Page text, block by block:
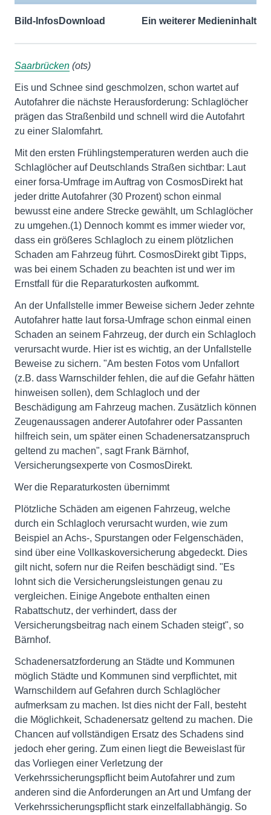
Bild-InfosDownload Ein weiterer Medieninhalt
Saarbrücken (ots)
Eis und Schnee sind geschmolzen, schon wartet auf
Autofahrer die nächste Herausforderung: Schlaglöcher
prägen das Straßenbild und schnell wird die Autofahrt
zu einer Slalomfahrt.
Mit den ersten Frühlingstemperaturen werden auch die
Schlaglöcher auf Deutschlands Straßen sichtbar: Laut
einer forsa-Umfrage im Auftrag von CosmosDirekt hat
jeder dritte Autofahrer (30 Prozent) schon einmal
bewusst eine andere Strecke gewählt, um Schlaglöcher
zu umgehen.(1) Dennoch kommt es immer wieder vor,
dass ein größeres Schlagloch zu einem plötzlichen
Schaden am Fahrzeug führt. CosmosDirekt gibt Tipps,
was bei einem Schaden zu beachten ist und wer im
Ernstfall für die Reparaturkosten aufkommt.
An der Unfallstelle immer Beweise sichern Jeder zehnte
Autofahrer hatte laut forsa-Umfrage schon einmal einen
Schaden an seinem Fahrzeug, der durch ein Schlagloch
verursacht wurde. Hier ist es wichtig, an der Unfallstelle
Beweise zu sichern. "Am besten Fotos vom Unfallort
(z.B. dass Warnschilder fehlen, die auf die Gefahr hätten
hinweisen sollen), dem Schlagloch und der
Beschädigung am Fahrzeug machen. Zusätzlich können
Zeugenaussagen anderer Autofahrer oder Passanten
hilfreich sein, um später einen Schadenersatzanspruch
geltend zu machen", sagt Frank Bärnhof,
Versicherungsexperte von CosmosDirekt.
Wer die Reparaturkosten übernimmt
Plötzliche Schäden am eigenen Fahrzeug, welche
durch ein Schlagloch verursacht wurden, wie zum
Beispiel an Achs-, Spurstangen oder Felgenschäden,
sind über eine Vollkaskoversicherung abgedeckt. Dies
gilt nicht, sofern nur die Reifen beschädigt sind. "Es
lohnt sich die Versicherungsleistungen genau zu
vergleichen. Einige Angebote enthalten einen
Rabattschutz, der verhindert, dass der
Versicherungsbeitrag nach einem Schaden steigt", so
Bärnhof.
Schadenersatzforderung an Städte und Kommunen
möglich Städte und Kommunen sind verpflichtet, mit
Warnschildern auf Gefahren durch Schlaglöcher
aufmerksam zu machen. Ist dies nicht der Fall, besteht
die Möglichkeit, Schadenersatz geltend zu machen. Die
Chancen auf vollständigen Ersatz des Schadens sind
jedoch eher gering. Zum einen liegt die Beweislast für
das Vorliegen einer Verletzung der
Verkehrssicherungspflicht beim Autofahrer und zum
anderen sind die Anforderungen an Art und Umfang der
Verkehrssicherungspflicht stark einzelfallabhängig. So